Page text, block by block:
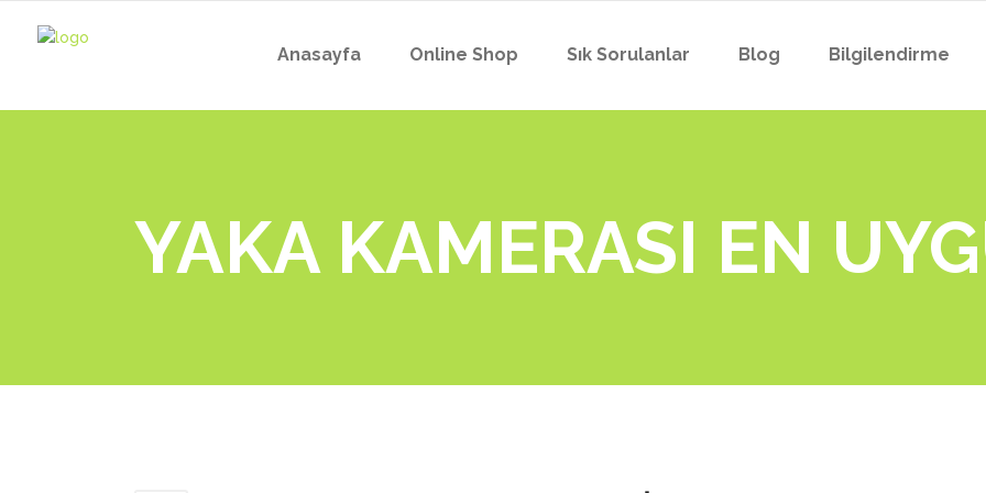
Anasayfa Online Shop Sık Sorulanlar Blog Bilgilendirme
PROFESYONEL
ZABITA YAKA
GARDİYAN YAKA
YAKA KAMERASI EN